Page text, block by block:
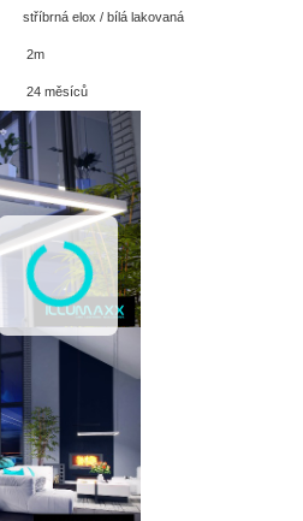
stříbrná elox / bílá lakovaná
2m
24 měsíců